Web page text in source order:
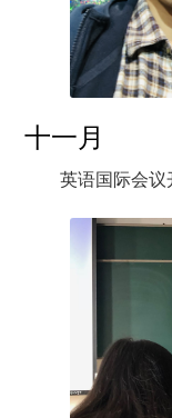
十一月
英语国际会议